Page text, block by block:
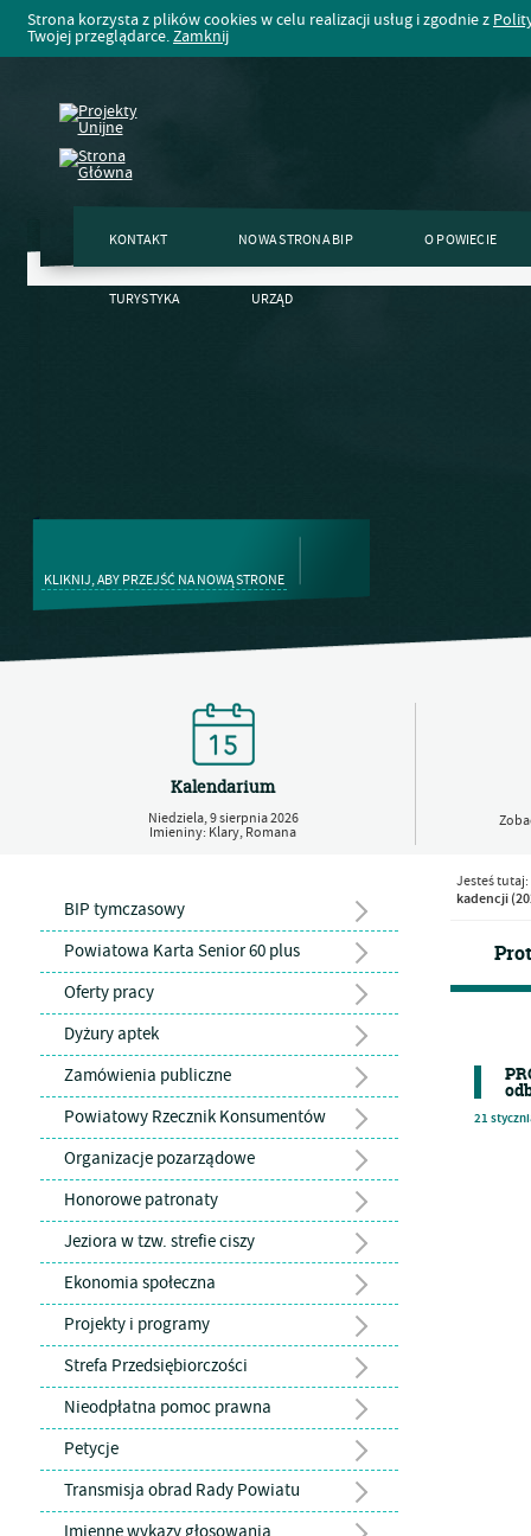
Strona korzysta z plików cookies w celu realizacji usług i zgodnie z
Twojej przeglądarce.Zamknij
KONTAKT NOWA STRONA BIP O POWIECIE
TURYSTYKA URZĄD
KLIKNIJ, ABY PRZEJŚĆ NA NOWĄ STRONE
Kalendarium
Niedziela,9sierpnia2026
Imieniny: Klary, Romana
BIP tymczasowy
Powiatowa Karta Senior 60 plus
Oferty pracy
Dyżury aptek
Zamówienia publiczne
Powiatowy Rzecznik Konsumentów
Organizacje pozarządowe
Honorowe patronaty
Jeziora w tzw. strefie ciszy
Ekonomia społeczna
Projekty i programy
Strefa Przedsiębiorczości
Nieodpłatna pomoc prawna
Petycje
Transmisja obrad Rady Powiatu
Imienne wykazy głosowania
Jesteś tutaj:
kadencji
21